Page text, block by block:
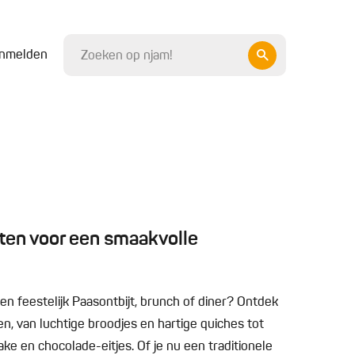
voor een smaakvolle
feestelijk Paasontbijt, brunch of diner? Ontdek
van luchtige broodjes en hartige quiches tot
en chocolade-eitjes. Of je nu een traditionele